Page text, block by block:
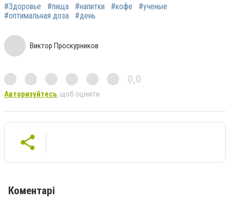
#Здоровье #пища #напитки #кофе
#ученые
#оптимальная доза
#день
Виктор Проскурников
0,0
Авторизуйтесь, щоб оцінити
Коментарі